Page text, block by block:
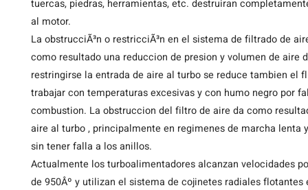
tuercas, piedras, herramientas, etc. destruiran
al motor.
La obstrucciÃ³n o restricciÃ³n en el sistema de filtrado de
como resultado una reduccion de presion y volumen de aire
restringirse la entrada de aire al turbo se reduce tambien el
trabajar con temperaturas excesivas y con humo negro por
combustion. La obstruccion del filtro de aire da como
aire al turbo , principalmente en regimenes de marcha
sin tener falla a los anillos.
Actualmente los turboalimentadores alcanzan velocidades
de 950Âº y utilizan el sistema de cojinetes radiales